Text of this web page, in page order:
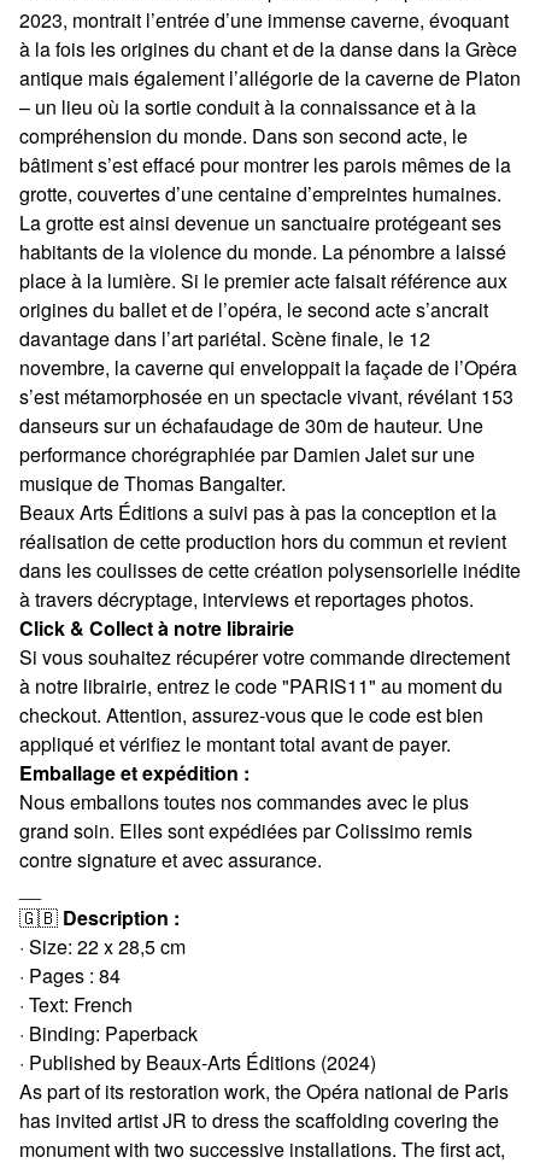
2023, montrait l’entrée d’une immense caverne, évoquant
à la fois les origines du chant et de la danse dans la Grèce
antique mais également l’allégorie de la caverne de Platon
– un lieu où la sortie conduit à la connaissance et à la
compréhension du monde. Dans son second acte, le
bâtiment s’est effacé pour montrer les parois mêmes de la
grotte, couvertes d’une centaine d’empreintes humaines.
La grotte est ainsi devenue un sanctuaire protégeant ses
habitants de la violence du monde. La pénombre a laissé
place à la lumière. Si le premier acte faisait référence aux
origines du ballet et de l’opéra, le second acte s’ancrait
davantage dans l’art pariétal. Scène finale, le 12
novembre, la caverne qui enveloppait la façade de l’Opéra
s’est métamorphosée en un spectacle vivant, révélant 153
danseurs sur un échafaudage de 30m de hauteur. Une
performance chorégraphiée par Damien Jalet sur une
musique de Thomas Bangalter.
Beaux Arts Éditions a suivi pas à pas la conception et la
réalisation de cette production hors du commun et revient
dans les coulisses de cette création polysensorielle inédite
à travers décryptage, interviews et reportages photos.
Click & Collect à notre librairie
Si vous souhaitez récupérer votre commande directement
à notre librairie, entrez le code "PARIS11" au moment du
checkout. Attention, assurez-vous que le code est bien
appliqué et vérifiez le montant total avant de payer.
Emballage et expédition :
Nous emballons toutes nos commandes avec le plus
grand soin. Elles sont expédiées par Colissimo remis
contre signature et avec assurance.
🇬🇧 Description :
· Size: 22 x 28,5 cm
· Pages : 84
· Text: French
· Binding: Paperback
· Published by Beaux-Arts Éditions (2024)
As part of its restoration work, the Opéra national de Paris
has invited artist JR to dress the scaffolding covering the
monument with two successive installations. The first act,